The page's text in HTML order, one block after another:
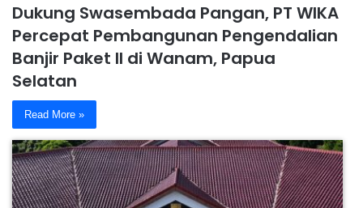
Dukung Swasembada Pangan, PT WIKA
Percepat Pembangunan Pengendalian
Banjir Paket II di Wanam, Papua
Selatan
Read More »